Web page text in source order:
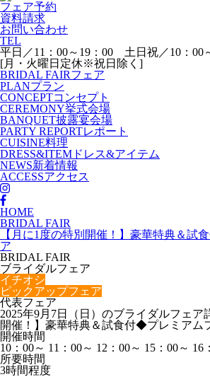
フェア予約
資料請求
お問い合わせ
TEL
平日／11：00～19：00 土日祝／10：00
[月・火曜日定休※祝日除く]
BRIDAL FAIRフェア
PLANプラン
CONCEPTコンセプト
CEREMONY挙式会場
BANQUET披露宴会場
PARTY REPORTレポート
CUISINE料理
DRESS&ITEM ドレス&アイテム
NEWS新着情報
ACCESSアクセス
HOME
BRIDAL FAIR
【月に1度の特別開催！】豪華特典＆試
ア
BRIDAL FAIR
ブライダルフェア
イチオシ
ピックアップフェア
代表フェア
2025年9月7日（日）のブライダルフェア
開催！】豪華特典＆試食付◆プレミアム
開催時間
10：00～ 11：00～ 12：00～ 15：00～ 16
所要時間
3時間程度